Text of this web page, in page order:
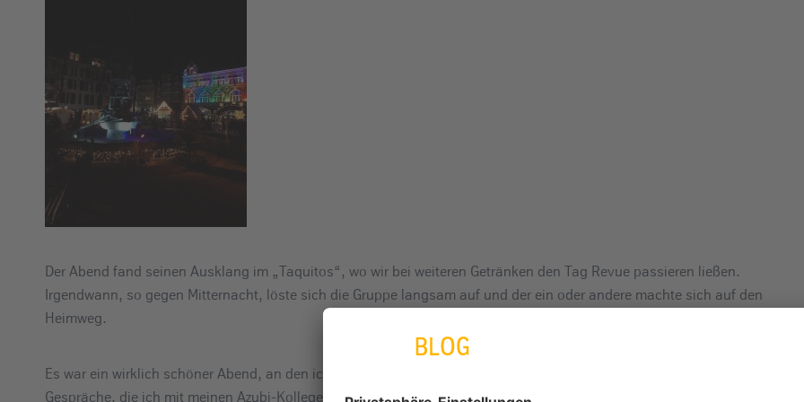
Der Abend fand seinen Ausklang im „Taquitos“, wo wir bei weiteren Getränken den Tag Revue passieren ließen.
Irgendwann, so gegen Mitternacht, löste sich die Gruppe langsam auf und der ein oder andere machte sich auf den
Heimweg.
Es war ein wirklich schöner Abend, an den ich gerne zurückdenke. Ich bin sehr dankbar für die Zeit und die tollen
Gespräche, die ich mit meinen Azubi-Kollegen und -Kolleginnen verbringen durfte. So eine Weihnachtsfeier bleibt